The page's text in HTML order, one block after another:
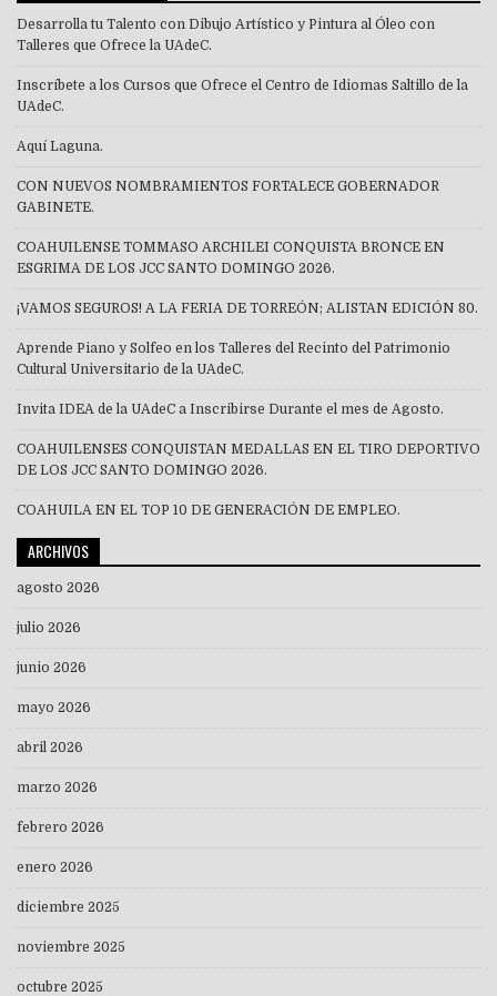
Desarrolla tu Talento con Dibujo Artístico y Pintura al Óleo con
Talleres que Ofrece la UAdeC.
Inscríbete a los Cursos que Ofrece el Centro de Idiomas Saltillo de la
UAdeC.
Aquí Laguna.
CON NUEVOS NOMBRAMIENTOS FORTALECE GOBERNADOR
GABINETE.
COAHUILENSE TOMMASO ARCHILEI CONQUISTA BRONCE EN
ESGRIMA DE LOS JCC SANTO DOMINGO 2026.
¡VAMOS SEGUROS! A LA FERIA DE TORREÓN; ALISTAN EDICIÓN 80.
Aprende Piano y Solfeo en los Talleres del Recinto del Patrimonio
Cultural Universitario de la UAdeC.
Invita IDEA de la UAdeC a Inscribirse Durante el mes de Agosto.
COAHUILENSES CONQUISTAN MEDALLAS EN EL TIRO DEPORTIVO
DE LOS JCC SANTO DOMINGO 2026.
COAHUILA EN EL TOP 10 DE GENERACIÓN DE EMPLEO.
ARCHIVOS
agosto 2026
julio 2026
junio 2026
mayo 2026
abril 2026
marzo 2026
febrero 2026
enero 2026
diciembre 2025
noviembre 2025
octubre 2025